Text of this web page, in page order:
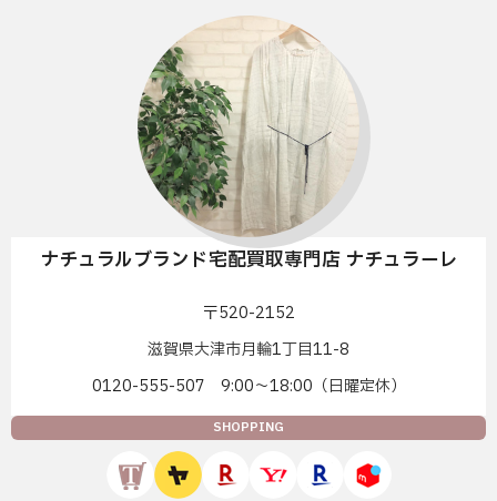
ナチュラルブランド宅配買取専門店 ナチュラーレ
〒520-2152
滋賀県大津市月輪1丁目11-8
0120-555-507 9:00〜18:00（日曜定休）
SHOPPING